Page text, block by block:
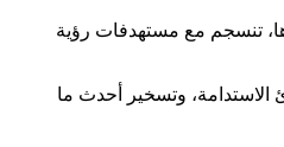
تنسجم مع مستهدفات رؤية
وتسخير أحدث ما